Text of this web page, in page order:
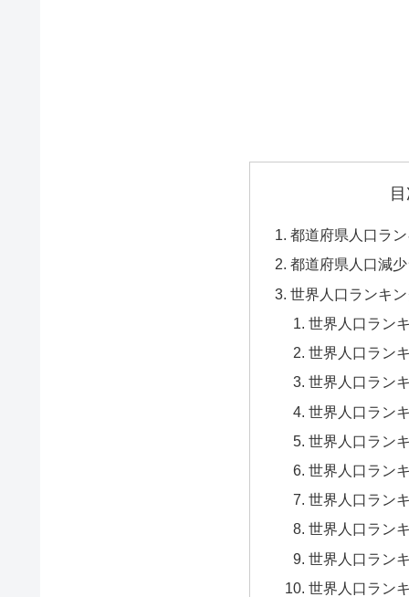
都道府県人口ラ
都道府県人口減
世界人口ランキ
世界人口ラン
世界人口ラン
世界人口ラン
世界人口ラン
世界人口ラン
世界人口ラン
世界人口ラン
世界人口ラン
世界人口ラン
世界人口ラン